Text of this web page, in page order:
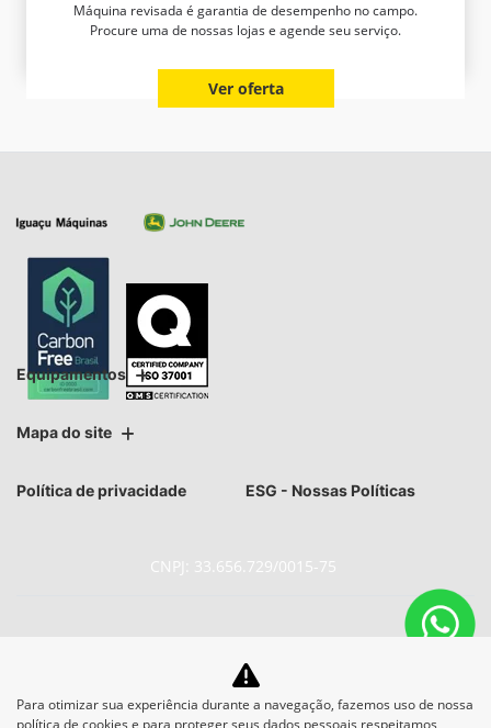
Máquina revisada é garantia de desempenho no campo.
Procure uma de nossas lojas e agende seu serviço.
Ver oferta
Equipamentos
Mapa do site
Política de privacidade ESG - Nossas Políticas
CNPJ: 33.656.729/0015-75
No trânsito, enxergar o outro
Para otimizar sua experiência durante a navegação, fazemos uso de nossa
política de cookies e para proteger seus dados pessoais respeitamos